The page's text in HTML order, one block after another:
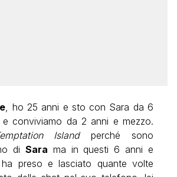
, ho 25 anni e sto con Sara da 6
conviviamo da 2 anni e mezzo.
Islandperché sono
di Sara ma in questi 6 anni e
preso e lasciato quante volte